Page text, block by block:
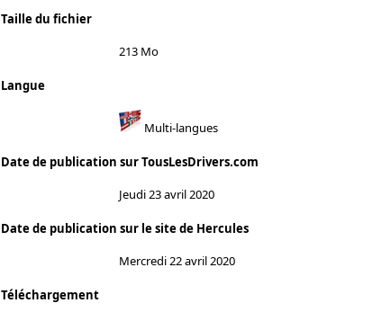
Taille du fichier
213 Mo
Langue
Multi-langues
Date de publication sur TousLesDrivers.com
Jeudi 23 avril 2020
Date de publication sur le site de Hercules
Mercredi 22 avril 2020
Téléchargement